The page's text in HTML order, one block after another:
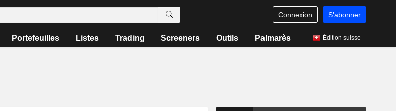
Connexion S'abonner
Portefeuilles Listes Trading Screeners Outils Palmarès Édition suisse